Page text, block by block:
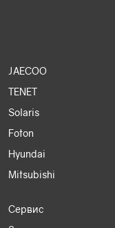
JAECOO
TENET
Solaris
Foton
Hyundai
Mitsubishi
Сервис